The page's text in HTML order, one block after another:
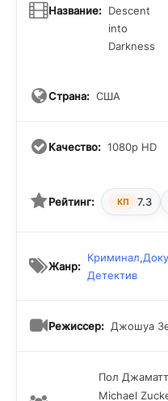
Название: Descent
into
Darkness
Страна: США
Качество: 1080p HD
Рейтинг: КП 7.3
Жанр:
Криминал,
Детектив
Режиссер: Джошуа
Пол
Michael